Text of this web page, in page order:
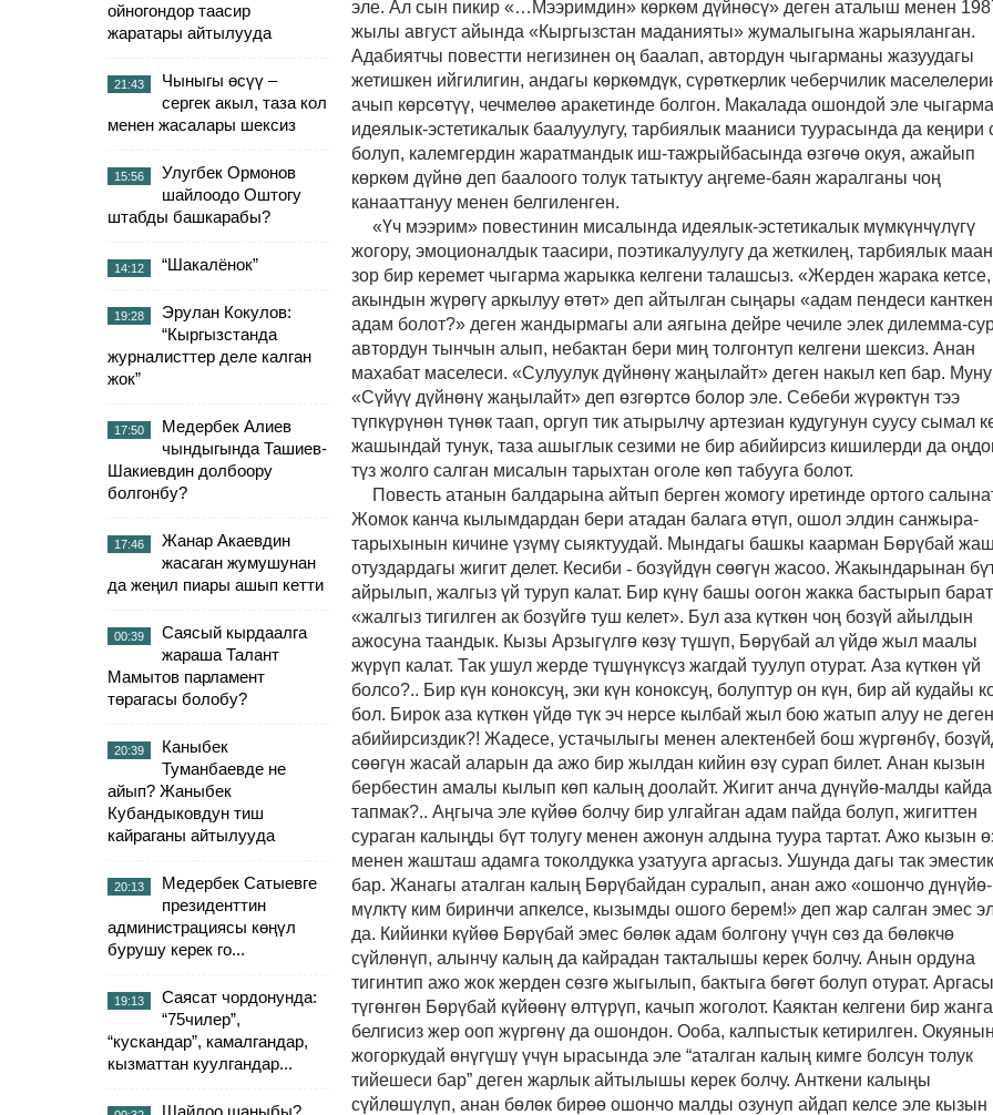
ойногондор таасир
жаратары айтылууда
21:43
Чыныгы өсүү –
сергек акыл, таза кол
менен жасалары шексиз
15:56
Улугбек Ормонов
шайлоодо Оштогу
штабды башкарабы?
14:12 “Шакалёнок”
19:28
Эрулан Кокулов:
“Кыргызстанда
журналисттер деле калган
жок”
17:50
Медербек Алиев
чындыгында Ташиев-
Шакиевдин долбоору
болгонбу?
17:46
Жанар Акаевдин
жасаган жумушунан
да жеңил пиары ашып кетти
00:39
Саясый кырдаалга
жараша Талант
Мамытов парламент
төрагасы болобу?
20:39
Каныбек
Туманбаевде не
айып? Жаныбек
Кубандыковдун тиш
кайраганы айтылууда
20:13
Медербек Сатыевге
президенттин
администрациясы көңүл
бурушу керек го...
19:13
Саясат чордонунда:
“75чилер”,
“кускандар”, камалгандар,
кызматтан куулгандар...
Шайлоо шаңыбы?
эле. Ал сын пикир «…Мээримдин» көркөм дүйнөсү» деген аталыш менен
жылы август айында «Кыргызстан маданияты» жумалыгына жарыяланган.
Адабиятчы повестти негизинен оң баалап, автордун чыгарманы жазуудагы
жетишкен ийгилигин, андагы көркөмдүк, сүрөткерлик чеберчилик
ачып көрсөтүү, чечмелөө аракетинде болгон. Макалада ошондой эле
идеялык-эстетикалык баалуулугу, тарбиялык мааниси туурасында да кеңири
болуп, калемгердин жаратмандык иш-тажрыйбасында өзгөчө окуя, ажайып
көркөм дүйнө деп баалоого толук татыктуу аңгеме-баян жаралганы чоң
канааттануу менен белгиленген.
«Үч мээрим» повестинин мисалында идеялык-эстетикалык мүмкүнчүлүгү
жогору, эмоционалдык таасири, поэтикалуулугу да жеткилең, тарбиялык
зор бир керемет чыгарма жарыкка келгени талашсыз. «Жерден жарака кетсе,
акындын жүрөгү аркылуу өтөт» деп айтылган сыңары «адам пендеси
адам болот?» деген жандырмагы али аягына дейре чечиле элек дилемма-
автордун тынчын алып, небактан бери миң толгонтуп келгени шексиз. Анан
махабат маселеси. «Сулуулук дүйнөнү жаңылайт» деген накыл кеп бар. Муну
«Сүйүү дүйнөнү жаңылайт» деп өзгөртсө болор эле. Себеби жүрөктүн тээ
түпкүрүнөн түнөк таап, оргуп тик атырылчу артезиан кудугунун суусу сымал
жашындай тунук, таза ашыглык сезими не бир абийирсиз кишилерди да
түз жолго салган мисалын тарыхтан оголе көп табууга болот.
Повесть атанын балдарына айтып берген жомогу иретинде ортого
Жомок канча кылымдардан бери атадан балага өтүп, ошол элдин санжыра-
тарыхынын кичине үзүмү сыяктуудай. Мындагы башкы каарман Бөрүбай
отуздардагы жигит делет. Кесиби - бозүйдүн сөөгүн жасоо. Жакындарынан
айрылып, жалгыз үй туруп калат. Бир күнү башы оогон жакка бастырып
«жалгыз тигилген ак бозүйгө туш келет». Бул аза күткөн чоң бозүй айылдын
ажосуна таандык. Кызы Арзыгүлгө көзү түшүп, Бөрүбай ал үйдө жыл маалы
жүрүп калат. Так ушул жерде түшүнүксүз жагдай туулуп отурат. Аза күткөн үй
болсо?.. Бир күн коноксуң, эки күн коноксуң, болуптур он күн, бир ай кудайы
бол. Бирок аза күткөн үйдө түк эч нерсе кылбай жыл бою жатып алуу не деген
абийирсиздик?! Жадесе, устачылыгы менен алектенбей бош жүргөнбү,
сөөгүн жасай аларын да ажо бир жылдан кийин өзү сурап билет. Анан кызын
бербестин амалы кылып көп калың доолайт. Жигит анча дүнүйө-малды
тапмак?.. Аңгыча эле күйөө болчу бир улгайган адам пайда болуп, жигиттен
сураган калыңды бүт толугу менен ажонун алдына туура тартат. Ажо кызын
менен жашташ адамга токолдукка узатууга аргасыз. Ушунда дагы так эместик
бар. Жанагы аталган калың Бөрүбайдан суралып, анан ажо «ошончо дүнүйө-
мүлктү ким биринчи апкелсе, кызымды ошого берем!» деп жар салган эмес
да. Кийинки күйөө Бөрүбай эмес бөлөк адам болгону үчүн сөз да бөлөкчө
сүйлөнүп, алынчу калың да кайрадан такталышы керек болчу. Анын ордуна
тигинтип ажо жок жерден сөзгө жыгылып, бактыга бөгөт болуп отурат. Аргасы
түгөнгөн Бөрүбай күйөөнү өлтүрүп, качып жоголот. Каяктан келгени бир жанга
белгисиз жер ооп жүргөнү да ошондон. Ооба, калпыстык кетирилген. Окуянын
жогоркудай өнүгүшү үчүн ырасында эле “аталган калың кимге болсун толук
тийешеси бар” деген жарлык айтылышы керек болчу. Анткени калыңы
сүйлөшүлүп, анан бөлөк бирөө ошончо малды озунуп айдап келсе эле кызын